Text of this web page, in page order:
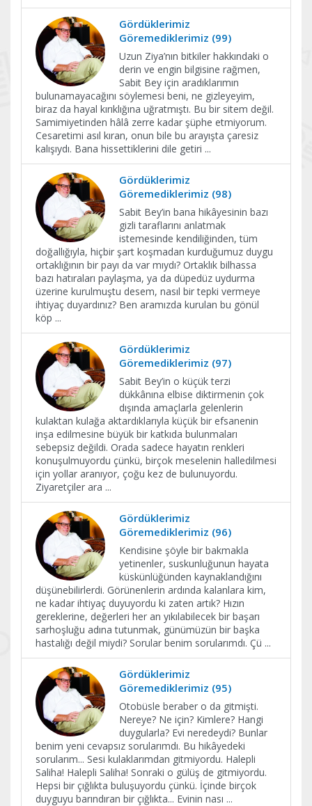
Gördüklerimiz
Göremediklerimiz (99)
Uzun Ziya’nın bitkiler hakkındaki o
derin ve engin bilgisine rağmen,
Sabit Bey için aradıklarımın
bulunamayacağını söylemesi beni, ne gizleyeyim,
biraz da hayal kırıklığına uğratmıştı. Bu bir sitem değil.
Samimiyetinden hâlâ zerre kadar şüphe etmiyorum.
Cesaretimi asıl kıran, onun bile bu arayışta çaresiz
kalışıydı. Bana hissettiklerini dile getiri ...
Gördüklerimiz
Göremediklerimiz (98)
Sabit Bey’in bana hikâyesinin bazı
gizli taraflarını anlatmak
istemesinde kendiliğinden, tüm
doğallığıyla, hiçbir şart koşmadan kurduğumuz duygu
ortaklığının bir payı da var mıydı? Ortaklık bilhassa
bazı hatıraları paylaşma, ya da düpedüz uydurma
üzerine kurulmuştu desem, nasıl bir tepki vermeye
ihtiyaç duyardınız? Ben aramızda kurulan bu gönül
köp ...
Gördüklerimiz
Göremediklerimiz (97)
Sabit Bey’in o küçük terzi
dükkânına elbise diktirmenin çok
dışında amaçlarla gelenlerin
kulaktan kulağa aktardıklarıyla küçük bir efsanenin
inşa edilmesine büyük bir katkıda bulunmaları
sebepsiz değildi. Orada sadece hayatın renkleri
konuşulmuyordu çünkü, birçok meselenin halledilmesi
için yollar aranıyor, çoğu kez de bulunuyordu.
Ziyaretçiler ara ...
Gördüklerimiz
Göremediklerimiz (96)
Kendisine şöyle bir bakmakla
yetinenler, suskunluğunun hayata
küskünlüğünden kaynaklandığını
düşünebilirlerdi. Görünenlerin ardında kalanlara kim,
ne kadar ihtiyaç duyuyordu ki zaten artık? Hızın
gereklerine, değerleri her an yıkılabilecek bir başarı
sarhoşluğu adına tutunmak, günümüzün bir başka
hastalığı değil miydi? Sorular benim sorularımdı. Çü ...
Gördüklerimiz
Göremediklerimiz (95)
Otobüsle beraber o da gitmişti.
Nereye? Ne için? Kimlere? Hangi
duygularla? Evi neredeydi? Bunlar
benim yeni cevapsız sorularımdı. Bu hikâyedeki
sorularım... Sesi kulaklarımdan gitmiyordu. Halepli
Saliha! Halepli Saliha! Sonraki o gülüş de gitmiyordu.
Hepsi bir çığlıkta buluşuyordu çünkü. İçinde birçok
duyguyu barındıran bir çığlıkta... Evinin nası ...